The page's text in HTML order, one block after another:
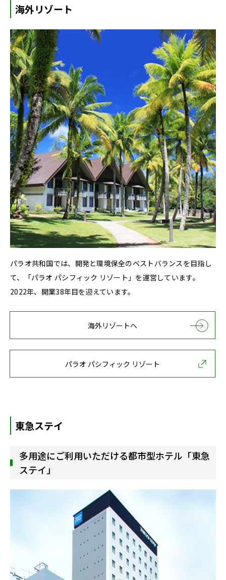
海外リゾート
パラオ共和国では、開発と環境保全のベストバランスを目指し
て、「パラオ パシフィック リゾート」を運営しています。
2022年、開業38年目を迎えています。
海外リゾートへ
パラオ パシフィック リゾート
東急ステイ
多用途にご利用いただける都市型ホテル「東急
ステイ」